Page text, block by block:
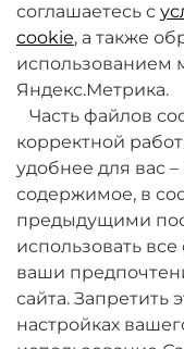
О компании
Товары и услуги
+7 (495) 789-
09:00 - 18:00
соглашаетесь с
cookie, а также
использованием
Яндекс.Метрика.
Часть файлов
корректной
удобнее для вас
содержимое, в
предыдущими
использовать
ваши
сайта. Запретить
настройках